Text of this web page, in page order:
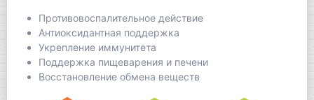
Противовоспалительное действие
Антиоксидантная поддержка
Укрепление иммунитета
Поддержка пищеварения и печени
Восстановление обмена веществ